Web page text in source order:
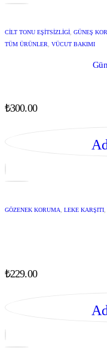
CILT TONU EŞITSIZLIGI GÜNEŞ
TÜM ÜRÜNLER
VÜCUT BAKIMI
₺300.00
GÖZENEK KORUMA LEKE KARŞITI
₺229.00